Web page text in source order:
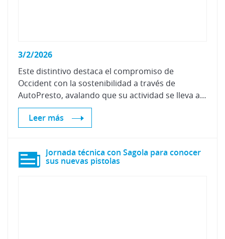
3/2/2026
Este distintivo destaca el compromiso de
Occident con la sostenibilidad a través de
AutoPresto, avalando que su actividad se lleva a cabo bajo rigurosos criterios de cuidado medioambiental, mejora continua y neutralidad climática.
Leer más
Jornada técnica con Sagola para conocer
sus nuevas pistolas